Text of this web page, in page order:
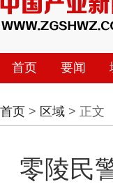
首页 要闻
首页 > 区域 > 正文
零陵民